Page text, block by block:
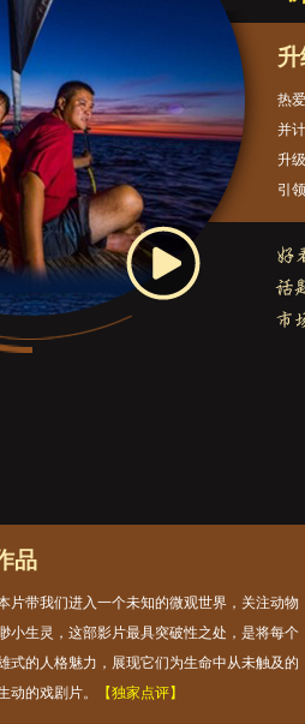
热
并
升
引
品
片带我们进入一个未知的微观世界，关注动物
小生灵，这部影片最具突破性之处，是将每个
式的人格魅力，展现它们为生命中从未触及的
动的戏剧片。
【独家点评】